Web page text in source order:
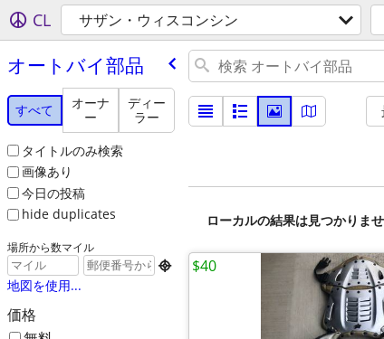
CL サザン・ウィスコンシン
オートバイ部品
すべて
オーナ
ー
ディー
ラー
タイトルのみ検索
画像あり
今日の投稿
hide duplicates
場所から数マイル

地図を使用...
価格
ローカルの結果は見つかりま
$40